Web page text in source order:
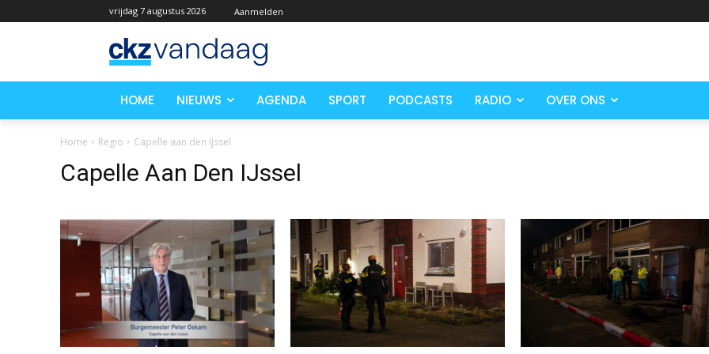
vrijdag 7 augustus 2026 Aanmelden
HOME NIEUWS AGENDA SPORT PODCASTS RADIO OVER ONS
Home Regio Capelle aan den IJssel
Capelle Aan Den IJssel